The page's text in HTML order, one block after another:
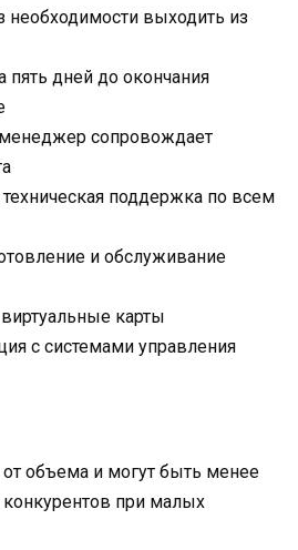
необходимости выходить из
пять дней до окончания
сопровождает
техническая поддержка по всем
и обслуживание
карты
с системами управления
от объема и могут быть менее
при малых